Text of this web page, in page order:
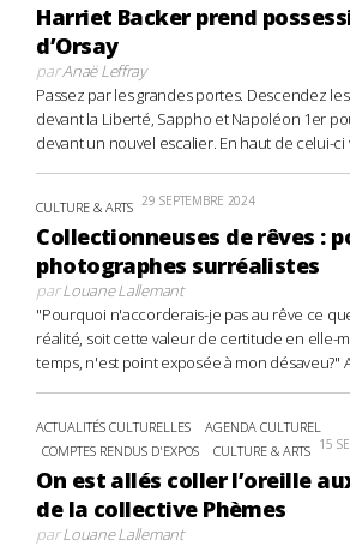
Harriet Backer prend
d’Orsay
parAnaë Leffray
Passez par les grandes portes. Descendez
devant la Liberté, Sappho et Napoléon 1er
devant un nouvel escalier. En haut de celui-
CULTURE & ARTS 29 SEPTEMBRE 2024
Collectionneuses de rêves :
photographes surréalistes
parLouane Lallemant
"Pourquoi n'accorderais-je pas au rêve ce
réalité, soit cette valeur de certitude en elle-
temps, n'est point exposée à mon désaveu?"
ACTUALITÉS CULTURELLES
AGENDA CULTUREL
COMPTES RENDUS D'EXPOS
CULTURE & ARTS 15
On est allés coller l’oreille
de la collective Phèmes
parLouane Lallemant